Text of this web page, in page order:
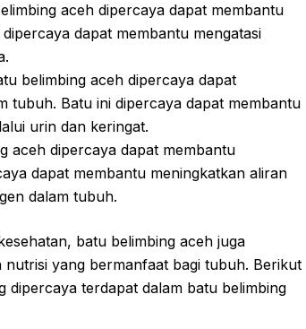
aceh dipercaya dapat membantu
dapat membantu mengatasi
belimbing aceh dipercaya dapat
tubuh. Batu ini dipercaya dapat membantu
urin dan keringat.
aceh dipercaya dapat membantu
dapat membantu meningkatkan aliran
dalam tubuh.
batu belimbing aceh juga
yang bermanfaat bagi tubuh. Berikut
dipercaya terdapat dalam batu belimbing